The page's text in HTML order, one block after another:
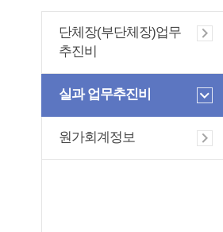
단체장(부단체장)업무
추진비
실과 업무추진비
원가회계정보